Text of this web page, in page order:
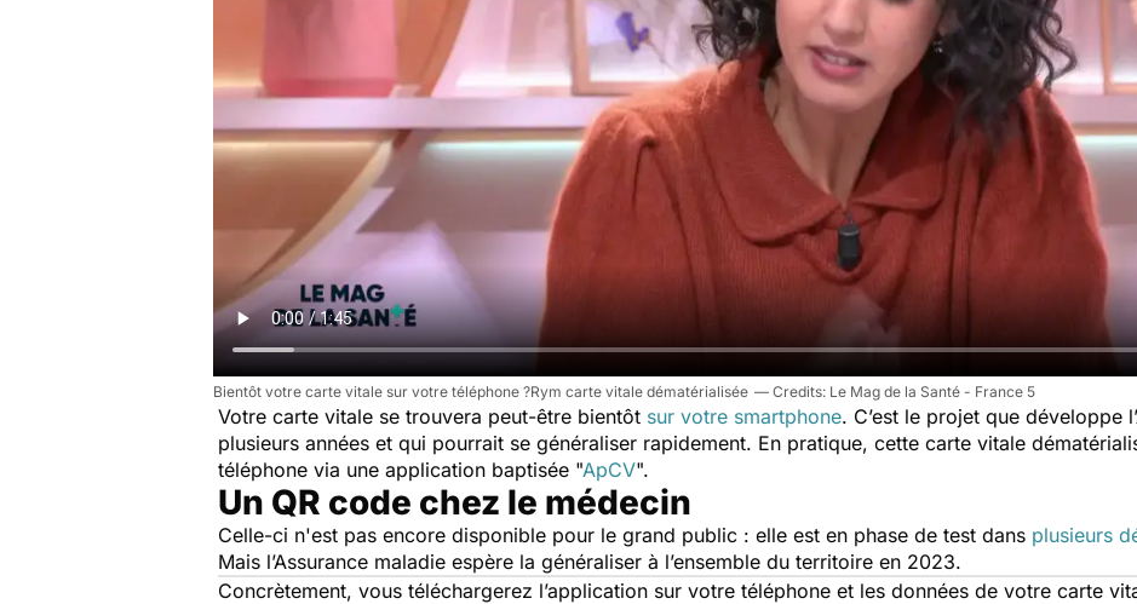
Bientôt votre carte vitale sur votre téléphone ?Rym carte vitale dématérialisée Le Mag de la Santé - France 5
Votre carte vitale se trouvera peut-être bientôt sur votre smartphone. C’est le projet que développe
plusieurs années et qui pourrait se généraliser rapidement. En pratique, cette carte vitale
téléphone via une application baptisée "ApCV".
Un QR code chez le médecin
Celle-ci n'est pas encore disponible pour le grand public : elle est en phase de test dans plusieurs
Mais l’Assurance maladie espère la généraliser à l’ensemble du territoire en 2023.
Concrètement, vous téléchargerez l’application sur votre téléphone et les données de votre carte